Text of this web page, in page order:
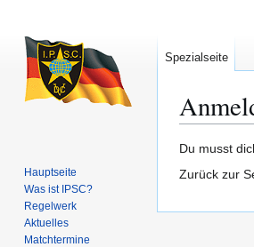
Zur
Navigation
Zur
Suche
Du musst
Zurück zur
Spezialseite
Hauptseite
Was ist IPSC?
Regelwerk
Aktuelles
Matchtermine